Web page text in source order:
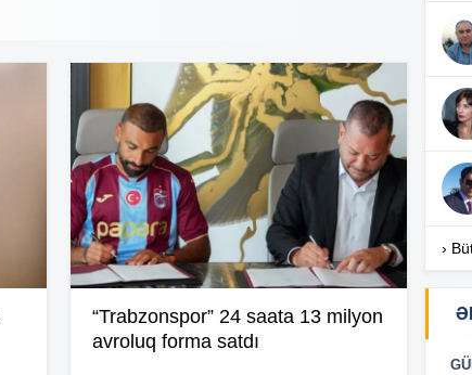
“Trabzonspor” 24 saata 13 milyon
avroluq forma satdı
›